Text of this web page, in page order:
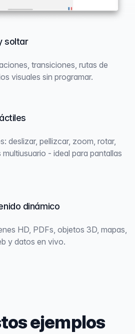
soltar
transiciones, rutas de
visuales sin programar.
deslizar, pellizcar, zoom, rotar,
- ideal para pantallas
dinámico
HD, PDFs, objetos 3D, mapas,
y datos en vivo.
ejemplos